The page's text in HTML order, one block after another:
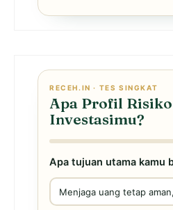
RECEH.IN · TES SINGKAT
Apa Profil Risiko
Investasimu?
Apa tujuan utama kamu
Menjaga uang tetap